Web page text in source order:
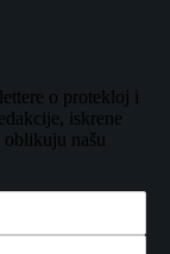
o protekloj i
iskrene
našu